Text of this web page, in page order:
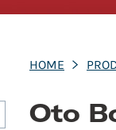
HOME
Oto